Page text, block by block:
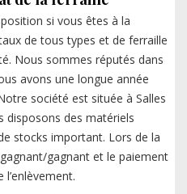
si vous êtes à la
de tous types et de ferraille
Nous sommes réputés dans
avons une longue année
société est située à Salles
disposons des matériels
stocks important. Lors de la
gagnant et le paiement